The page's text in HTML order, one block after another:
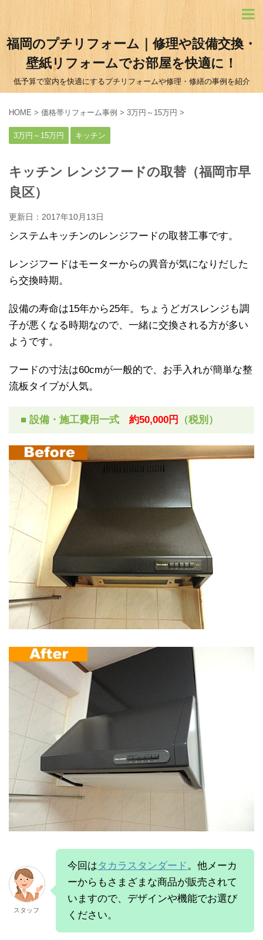
福岡のプチリフォーム｜修理や設備交換・
壁紙リフォームでお部屋を快適に！
低予算で室内を快適にするプチリフォームや修理・修繕の事例を紹介
HOME > 価格帯リフォーム事例 > 3万円～15万円 >
3万円～15万円 キッチン
キッチン レンジフードの取替（福岡市早
良区）
更新日： 2017年10月13日
システムキッチンのレンジフードの取替工事です。
レンジフードはモーターからの異音が気になりだした
ら交換時期。
設備の寿命は15年から25年。ちょうどガスレンジも調
子が悪くなる時期なので、一緒に交換される方が多い
ようです。
フードの寸法は60cmが一般的で、お手入れが簡単な整
流板タイプが人気。
■ 設備・施工費用一式 約50,000円 （税別）
スタッフ
今回はタカラスタンダード 。他メーカ
ーからもさまざまな商品が販売されて
いますので、デザインや機能でお選び
ください。